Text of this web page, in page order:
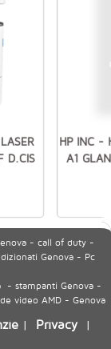
D.CIS
HP INC -
A1
- call of duty -
Genova - Pc
- stampanti Genova -
video AMD - Genova
| Privacy|